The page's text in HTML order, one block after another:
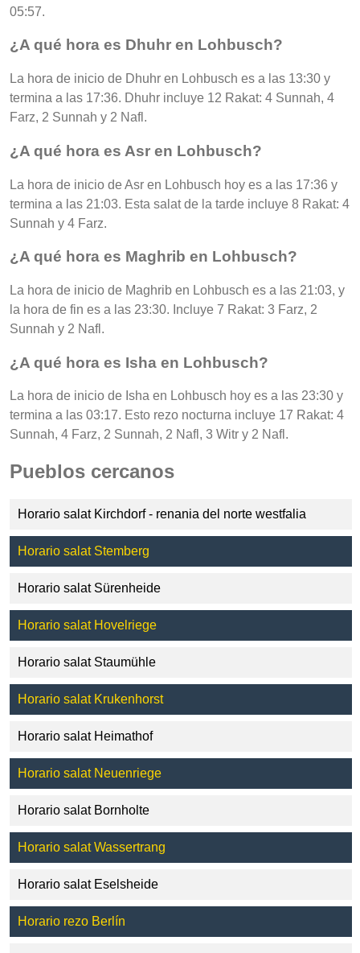
05:57.
¿A qué hora es Dhuhr en Lohbusch?
La hora de inicio de Dhuhr en Lohbusch es a las 13:30 y
termina a las 17:36. Dhuhr incluye 12 Rakat: 4 Sunnah, 4
Farz, 2 Sunnah y 2 Nafl.
¿A qué hora es Asr en Lohbusch?
La hora de inicio de Asr en Lohbusch hoy es a las 17:36 y
termina a las 21:03. Esta salat de la tarde incluye 8 Rakat: 4
Sunnah y 4 Farz.
¿A qué hora es Maghrib en Lohbusch?
La hora de inicio de Maghrib en Lohbusch es a las 21:03, y
la hora de fin es a las 23:30. Incluye 7 Rakat: 3 Farz, 2
Sunnah y 2 Nafl.
¿A qué hora es Isha en Lohbusch?
La hora de inicio de Isha en Lohbusch hoy es a las 23:30 y
termina a las 03:17. Esto rezo nocturna incluye 17 Rakat: 4
Sunnah, 4 Farz, 2 Sunnah, 2 Nafl, 3 Witr y 2 Nafl.
Pueblos cercanos
Horario salat Kirchdorf - renania del norte westfalia
Horario salat Stemberg
Horario salat Sürenheide
Horario salat Hovelriege
Horario salat Staumühle
Horario salat Krukenhorst
Horario salat Heimathof
Horario salat Neuenriege
Horario salat Bornholte
Horario salat Wassertrang
Horario salat Eselsheide
Horario rezo Berlín